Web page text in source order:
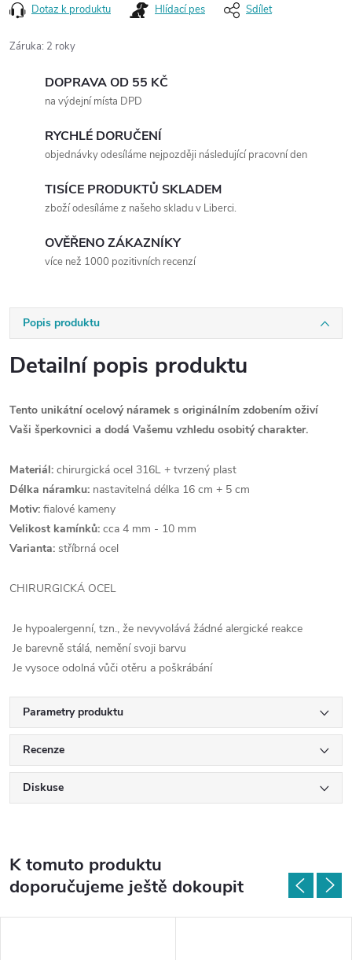
Dotaz k produktu Hlídací pes Sdílet
Záruka: 2 roky
DOPRAVA OD 55 KČ
na výdejní místa DPD
RYCHLÉ DORUČENÍ
objednávky odesíláme nejpozději následující pracovní den
TISÍCE PRODUKTŮ SKLADEM
zboží odesíláme z našeho skladu v Liberci.
OVĚŘENO ZÁKAZNÍKY
více než 1000 pozitivních recenzí
Popis produktu
Detailní popis produktu
Tento unikátní ocelový náramek s originálním zdobením oživí
Vaši šperkovnici a dodá Vašemu vzhledu osobitý charakter.
Materiál: chirurgická ocel 316L + tvrzený plast
Délka náramku: nastavitelná délka 16 cm + 5 cm
Motiv: fialové kameny
Velikost kamínků: cca 4 mm - 10 mm
Varianta: stříbrná ocel
CHIRURGICKÁ OCEL
Je hypoalergenní, tzn., že nevyvolává žádné alergické reakce
Je barevně stálá, nemění svoji barvu
Je vysoce odolná vůči otěru a poškrábání
Parametry produktu
Recenze
Diskuse
K tomuto produktu
doporučujeme ještě dokoupit